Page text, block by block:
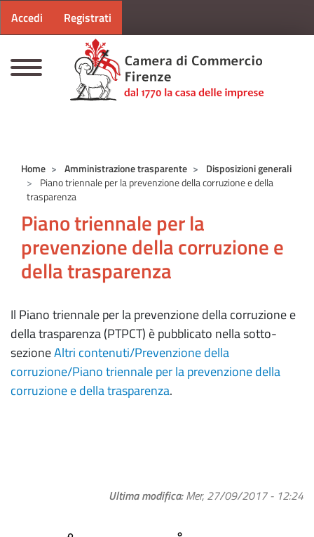
Menu profilo utente
Accedi Registrati
Home Amministrazione trasparente
Disposizioni generali
Piano triennale per la prevenzione della corruzione e della
trasparenza
Piano triennale per la
prevenzione della corruzione e
della trasparenza
Il Piano triennale per la prevenzione della corruzione e
della trasparenza (PTPCT) è pubblicato nella sotto-
sezioneAltri contenuti/Prevenzione della
corruzione/Piano triennale per la prevenzione della
corruzione e della trasparenza.
Ultima modifica Mer, 27/09/2017 - 12:24